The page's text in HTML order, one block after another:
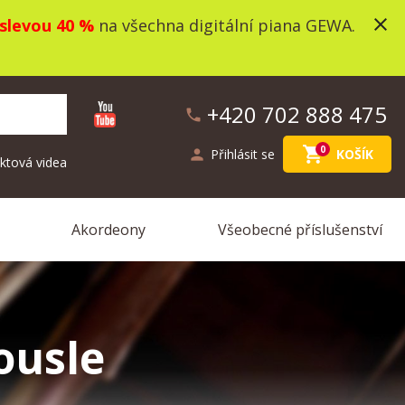
slevou 40 %na všechna digitální piana GEWA.
close
phone +420 702 888 475
person Přihlásit se shopping_cart0 KOŠÍK
videa
Akordeony Všeobecné příslušenství